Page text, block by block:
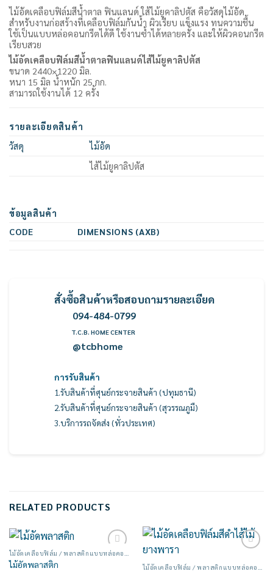
ไม้อัดเคลือบฟิล์มสีน้ำตาล ฟินแลนด์ ใส้ไม้ยูคาลิปตัส คือวัสดุไม้อัด
สำหรับงานก่อสร้างที่เคลือบฟิล์มกันน้ำ ผิวเรียบ แข็งแรง ทนความชื้น
ใช้เป็นแบบหล่อคอนกรีตได้ดี ใช้งานซ้ำได้หลายครั้ง และให้ผิวคอนกรีต
เรียบสวย
ไม้อัดเคลือบฟิล์มสีน้ำตาลฟินแลนด์ไส้ไม้ยูคาลิปตัส
ขนาด 2440×1220 มิล.
หนา 15 มิล น้ำหนัก 25 กก.
สามารถใช้งานได้ 12 ครั้ง
รายละเอียดสินค้า
วัสดุ
ไม้อัด
ไส้ไม้ยูคาลิปตัส
ข้อมูลสินค้า
CODE
DIMENSIONS (AXB)
สั่งซื้อสินค้าหรือสอบถามรายละเอียด
094-484-0799
T.C.B. HOME CENTER
@tcbhome
การรับสินค้า
1.รับสินค้าที่ศุนย์กระจายสินค้า (ปทุมธานี)
2.รับสินค้าที่ศุนย์กระจายสินค้า (สุวรรณภูมื)
3.บริการรถจัดส่ง (ทั่วประเทศ)
RELATED PRODUCTS
Add to
ไม้อัดพลาสติก
wishlist